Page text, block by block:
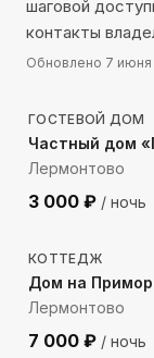
шаговой
контакты
Обновлено 7 июня
232м до моря
ГОСТЕВОЙ ДОМ
Частный дом
Лермонтово
3 000 ₽ / ночь
207м до моря
КОТТЕДЖ
Дом на
Лермонтово
7 000 ₽ / ночь
300м до моря